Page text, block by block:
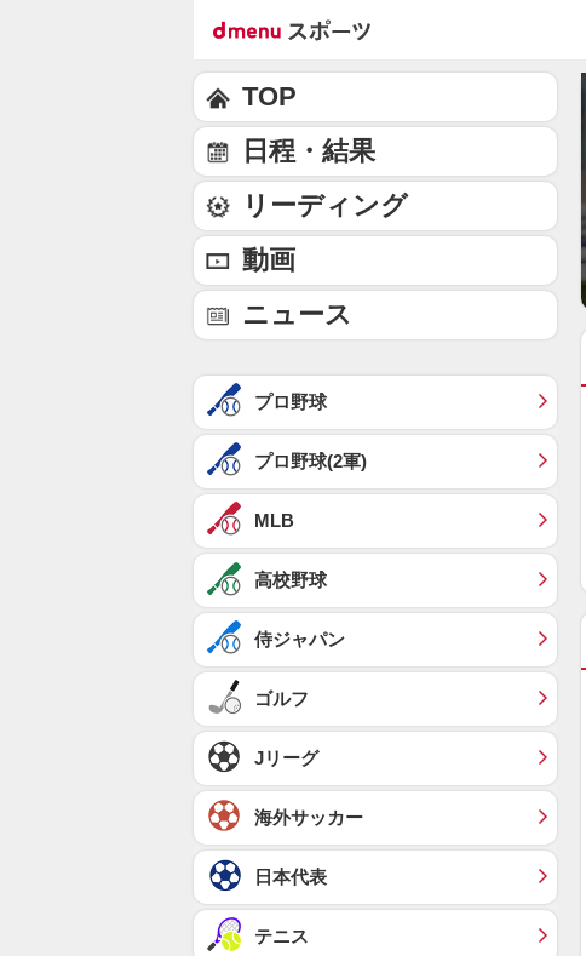
TOP
日程・結果
リーディング
動画
ニュース
プロ野球
プロ野球(2軍)
MLB
高校野球
侍ジャパン
ゴルフ
Jリーグ
海外サッカー
日本代表
テニス